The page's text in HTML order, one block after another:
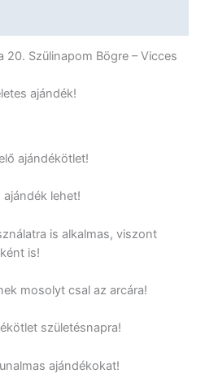
20. Szülinapom Bögre – Vicces
ajándék!
ajándékötlet!
lehet!
is alkalmas, viszont
is!
mosolyt csal az arcára!
születésnapra!
ajándékokat!